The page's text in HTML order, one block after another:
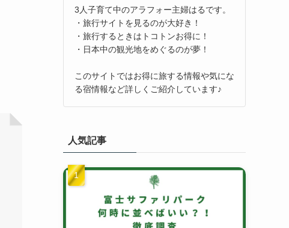
3人子育て中のアラフォー主婦はるです。
・旅行サイトを見るのが大好き！
・旅行するときはトコトンお得に！
・日本中の観光地をめぐるのが夢！
このサイトではお得に旅する情報や気にな
る宿情報など詳しくご紹介しています♪
人気記事